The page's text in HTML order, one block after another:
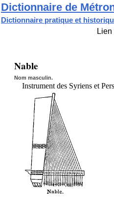
Dictionnaire de
Dictionnaire pratique et
Lien
Nable
Nom masculin.
Instrument des Syriens et